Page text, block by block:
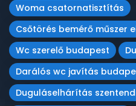
Woma csatornatisztítás
Csőtörés bemérő műszer
Wc szerelő budapest
Darálós wc javítás
Duguláselhárítás